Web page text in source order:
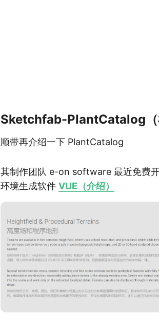
Sketchfab-PlantCatalog（
顺带再介绍一下 PlantCatalog
其制作团队 e-on software 最近免费
环境生成软件 VUE（介绍）